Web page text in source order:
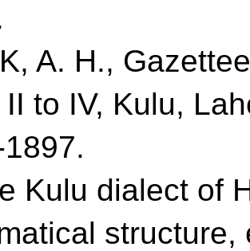
A. H.,
II to IV, Kulu,
Kulu dialect of
structure,